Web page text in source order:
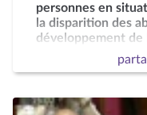
personnes en
la disparition des
développement de